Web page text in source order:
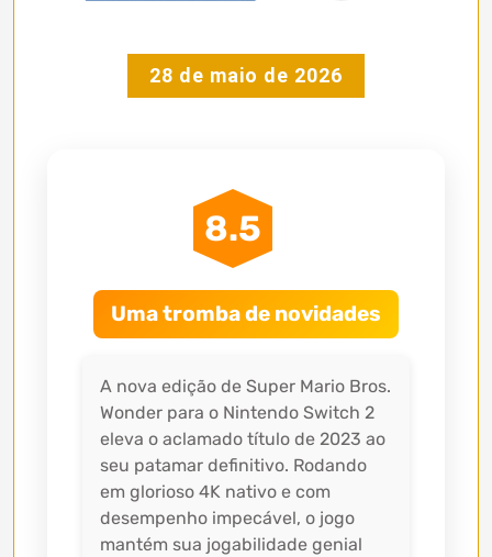
28 de maio de 2026
8.5
Uma tromba de novidades
A nova edição de Super Mario Bros.
Wonder para o Nintendo Switch 2
eleva o aclamado título de 2023 ao
seu patamar definitivo. Rodando
em glorioso 4K nativo e com
desempenho impecável, o jogo
mantém sua jogabilidade genial